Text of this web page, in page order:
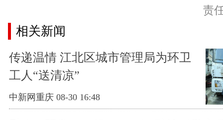
责
相关新闻
传递温情 江北区城市管理局为环卫
工人“送清凉”
中新网重庆 08-30 16:48